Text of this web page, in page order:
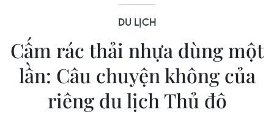
DU LỊCH
Cấm rác thải nhựa dùng một
lần: Câu chuyện không của
riêng du lịch Thủ đô